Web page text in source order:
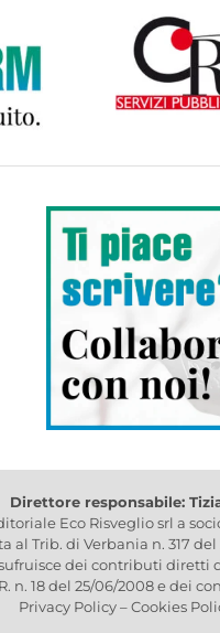
Direttore responsabile:
Eco Risveglio srl a
al Trib. di Verbania n. 317 del
dei contributi diretti
n. 18 del 25/06/2008 e dei
Privacy Policy–Cookies